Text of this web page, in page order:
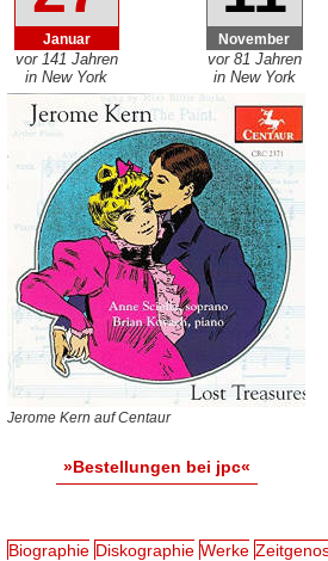
Januar
vor 141 Jahren
in New York
November
vor 81 Jahren
in New York
Jerome Kern auf Centaur
»Bestellungen bei jpc«
Biographie Diskographie Werke